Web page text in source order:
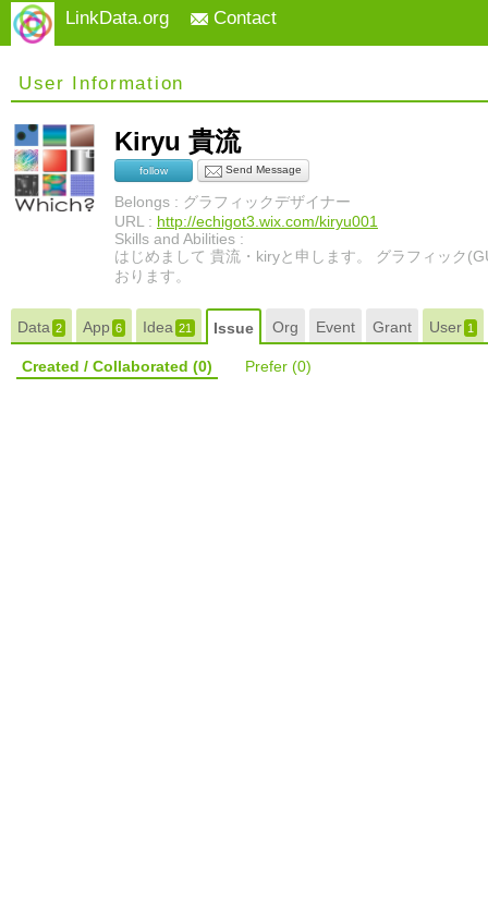
LinkData.org Contact
User Information
Kiryu 貴流
follow Send Message
Belongs : グラフィックデザイナー
URL : http://echigot3.wix.com/kiryu001
Skills and Abilities :
はじめまして 貴流・kiryと申します。 グラフィック
おります。
Data2 App6 Idea21 Issue Org Event Grant User 1
Created / Collaborated (0) Prefer (0)